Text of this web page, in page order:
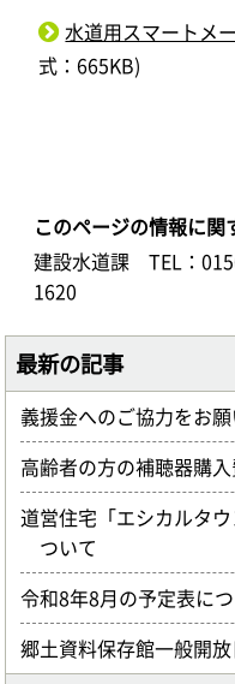
水道用スマートメ
式：665KB)
このページの情報に
建設水道課
TEL：
1620
最新の記事
義援金へのご協力をお願
高齢者の方の補聴器購
道営住宅「エシカルタ
ついて
令和8年8月の予定表に
郷土資料保存館一般開